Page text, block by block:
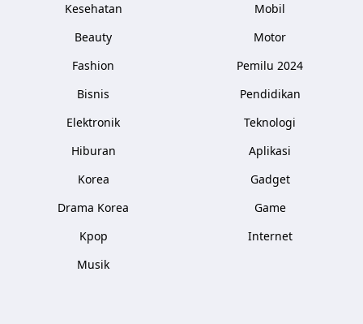
Kesehatan
Beauty
Fashion
Bisnis
Elektronik
Hiburan
Korea
Drama Korea
Kpop
Musik
Mobil
Motor
Pemilu 2024
Pendidikan
Teknologi
Aplikasi
Gadget
Game
Internet